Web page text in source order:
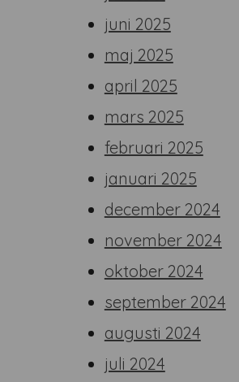
juni 2025
maj 2025
april 2025
mars 2025
februari 2025
januari 2025
december 2024
november 2024
oktober 2024
september 2024
augusti 2024
juli 2024